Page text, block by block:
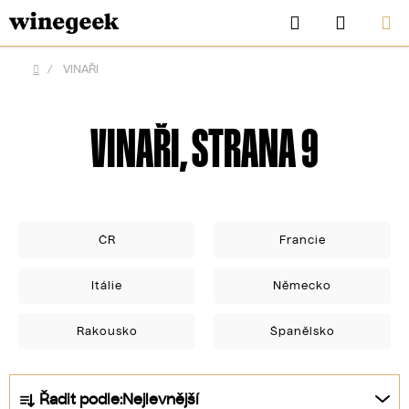
Přejít
na
obsah
Hledat
KOŠÍK
Domů
/ VINAŘI
VINAŘI, STRANA 9
ČR Francie
Itálie Německo
Rakousko Španělsko
Řadit podle:Nejlevnější